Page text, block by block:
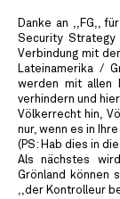
Danke an ,,FG,,
Security
Verbindung mit
Lateinamerika /
werden mit allen
verhindern und
Völkerrecht hin,
nur, wenn es in Ihre
(PS: Hab dies in
Als nächstes
Grönland können
,,der Kontrolleur